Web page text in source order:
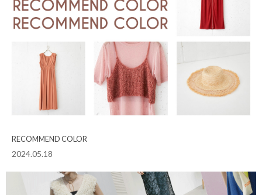
RECOMMEND COLOR
2024.05.18